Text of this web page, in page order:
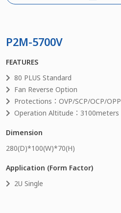
P2M-5700V
FEATURES
80 PLUS Standard
Fan Reverse Option
Protections：OVP/SCP/OCP/OPP
Operation Altitude：3100meters
Dimension
280(D)*100(W)*70(H)
Application (Form Factor)
2U Single